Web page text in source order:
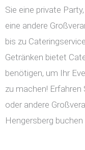
Sie eine private
eine andere
bis zu
Getränken bietet
benötigen, um Ihr
zu machen!
oder andere
Hengersberg buchen